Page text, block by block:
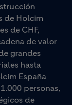
de Holcim
de CHF,
de valor
grandes
hasta
España
personas,
de